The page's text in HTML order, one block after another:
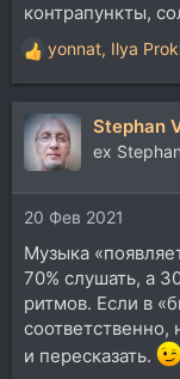
контрапункты,
Р
е
а
к
и
и
:
yonnat, Ilya
Stephan
ex Stephan
20 Фев 2021
Музыка
70% слушать, а
ритмов. Если в
соответственно,
и пересказать.